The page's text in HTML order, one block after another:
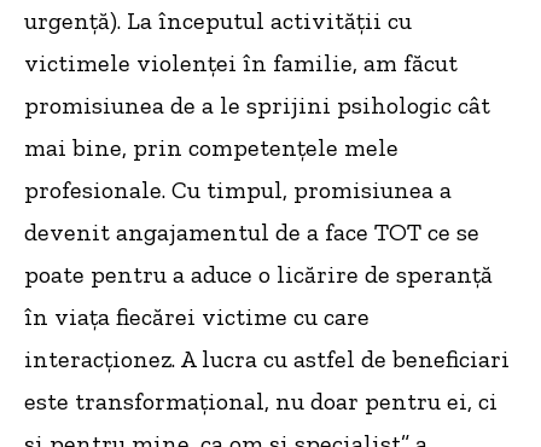
urgență). La începutul activității cu
victimele violenței în familie, am făcut
promisiunea de a le sprijini psihologic cât
mai bine, prin competențele mele
profesionale. Cu timpul, promisiunea a
devenit angajamentul de a face TOT ce se
poate pentru a aduce o licărire de speranță
în viața fiecărei victime cu care
interacționez. A lucra cu astfel de beneficiari
este transformațional, nu doar pentru ei, ci